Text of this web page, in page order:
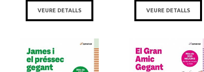
VEURE DETALLS VEURE DETALLS